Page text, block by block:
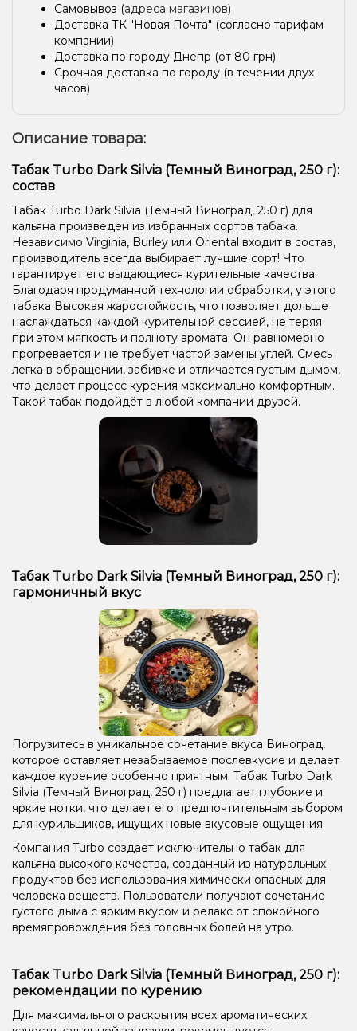
Самовывоз (адреса магазинов)
Доставка ТК "Новая Почта" (согласно тарифам
компании)
Доставка по городу Днепр (от 80 грн)
Срочная доставка по городу (в течении двух
часов)
Описание товара:
Табак Turbo Dark Silvia (Темный Виноград, 250 г):
состав
Табак Turbo Dark Silvia (Темный Виноград, 250 г) для
кальяна произведен из избранных сортов табака.
Независимо Virginia, Burley или Oriental входит в состав,
производитель всегда выбирает лучшие сорт! Что
гарантирует его выдающиеся курительные качества.
Благодаря продуманной технологии обработки, у этого
табака Высокая жаростойкость, что позволяет дольше
наслаждаться каждой курительной сессией, не теряя
при этом мягкость и полноту аромата. Он равномерно
прогревается и не требует частой замены углей. Смесь
легка в обращении, забивке и отличается густым дымом,
что делает процесс курения максимально комфортным.
Такой табак подойдёт в любой компании друзей.
Табак Turbo Dark Silvia (Темный Виноград, 250 г):
гармоничный вкус
Погрузитесь в уникальное сочетание вкуса Виноград,
которое оставляет незабываемое послевкусие и делает
каждое курение особенно приятным. Табак Turbo Dark
Silvia (Темный Виноград, 250 г) предлагает глубокие и
яркие нотки, что делает его предпочтительным выбором
для курильщиков, ищущих новые вкусовые ощущения.
Компания Turbo создает исключительно табак для
кальяна высокого качества, созданный из натуральных
продуктов без использования химически опасных для
человека веществ. Пользователи получают сочетание
густого дыма с ярким вкусом и релакс от спокойного
времяпровождения без головных болей на утро.
Табак Turbo Dark Silvia (Темный Виноград, 250 г):
рекомендации по курению
Для максимального раскрытия всех ароматических